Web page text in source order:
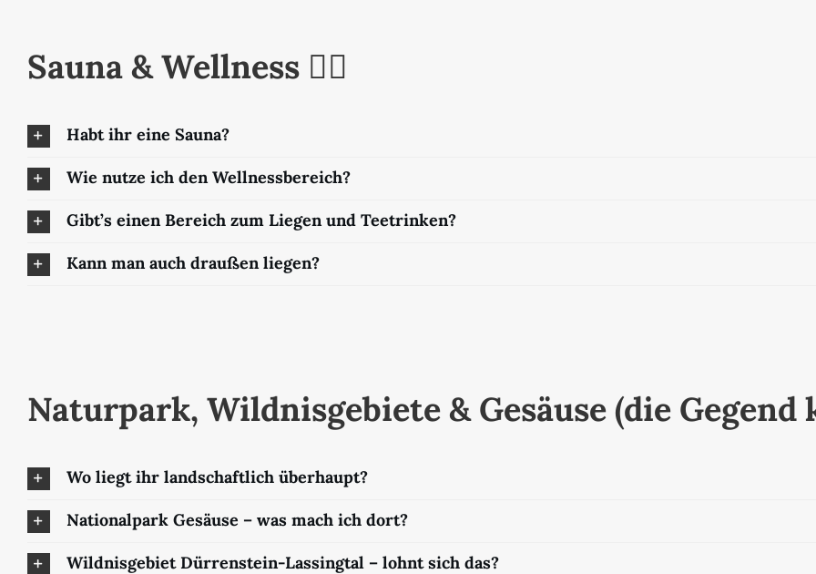
Sauna & Wellness 🧖‍♀️
Habt ihr eine Sauna?
Wie nutze ich den Wellnessbereich?
Gibt’s einen Bereich zum Liegen und Teetrinken?
Kann man auch draußen liegen?
Naturpark, Wildnisgebiete & Gesäuse (die Gegend
Wo liegt ihr landschaftlich überhaupt?
Nationalpark Gesäuse – was mach ich dort?
Wildnisgebiet Dürrenstein-Lassingtal – lohnt sich das?